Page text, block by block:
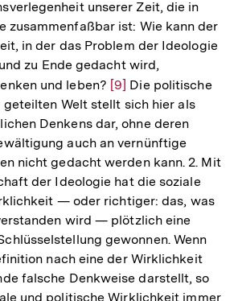
unserer Zeit, die in
zusammenfaßbar ist: Wie kann der
in der das Problem der Ideologie
zu Ende gedacht wird,
und leben? Zur
Auflösung
der
Fußnote
[9] Die politische
Welt stellt sich hier als
Denkens dar, ohne deren
auch an vernünftige
nicht gedacht werden kann. 2. Mit
der Ideologie hat die soziale
— oder richtiger: das, was
wird — plötzlich eine
gewonnen. Wenn
nach eine der Wirklichkeit
falsche Denkweise darstellt, so
und politische Wirklichkeit immer